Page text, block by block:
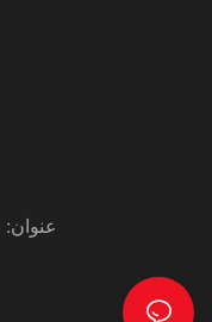
عنوان: